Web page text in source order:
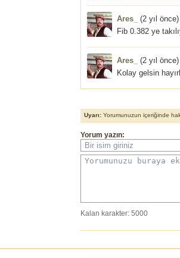
Ares_ (2 yıl önce)
Fib 0.382 ye
Ares_ (2 yıl önce)
Kolay gelsin
Uyarı: Yorumunuzun içeriğinde
Yorum yazın:
Bir isim giriniz
Yorumunuzu buraya
Kalan karakter: 5000